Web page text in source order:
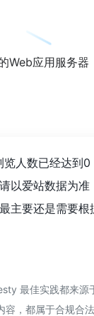
Web应用服务器
人数已经达到
以爱站数据为
主要还是需要
最佳实践都来
，都属于合规合